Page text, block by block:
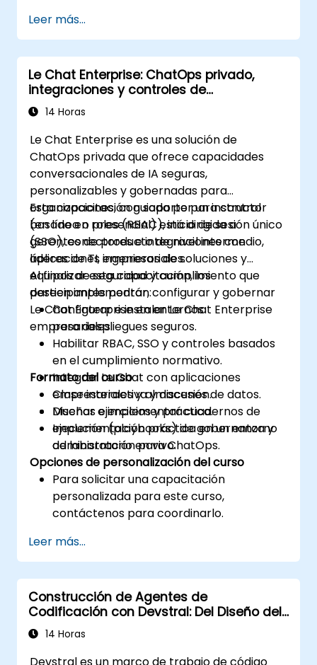
Leer más...
Le Chat Enterprise: ChatOps privado,
integraciones y controles de
administración
14 Horas
Le Chat Enterprise es una solución de
ChatOps privada que ofrece capacidades
conversacionales de IA seguras,
personalizables y gobernadas para
organizaciones, con soporte para control
basado en roles (RBAC), inicio de sesión único
(SSO), conectores e integraciones con
aplicaciones empresariales.
Esta capacitación guiada por un instructor
(en línea o presencial) está dirigida a
gerentes de producto de nivel intermedio,
líderes de TI, ingenieros de soluciones y
equipos de seguridad y cumplimiento que
deseen implementar, configurar y gobernar
Le Chat Enterprise en entornos
empresariales.
Al finalizar esta capacitación, los
participantes podrán:
Configurar e instalar Le Chat Enterprise
para despliegues seguros.
Habilitar RBAC, SSO y controles basados
en el cumplimiento normativo.
Integrar Le Chat con aplicaciones
empresariales y almacenes de datos.
Diseñar e implementar cuadernos de
ejecución (playbooks) de gobernanza y
administración para ChatOps.
Formato del curso
Clase interactiva y discusión.
Muchas ejercicios y práctica.
Implementación práctica en un entorno
de laboratorio en vivo.
Opciones de personalización del curso
Para solicitar una capacitación
personalizada para este curso,
contáctenos para coordinarlo.
Leer más...
Construcción de Agentes de
Codificación con Devstral: Del Diseño del
Agente a las Herramientas
14 Horas